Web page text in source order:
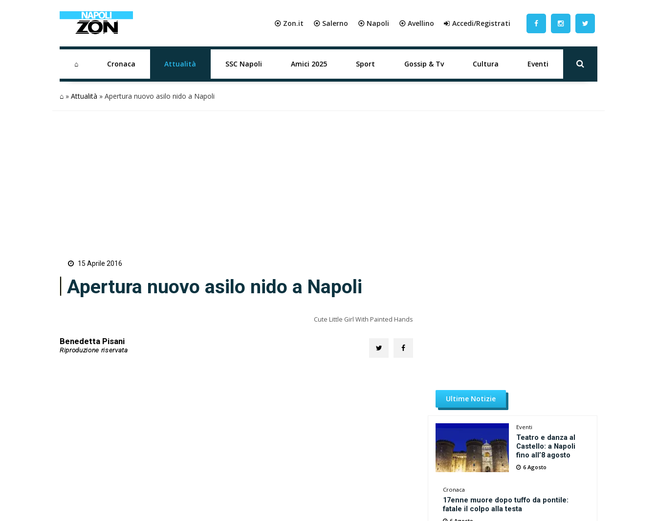
⦿ Zon.it ⦿ Salerno ⦿ Napoli ⦿ Avellino Accedi/Registrati
⌂ Cronaca Attualità SSC Napoli Amici 2025 Sport Gossip & Tv Cultura Eventi
⌂ » Attualità » Apertura nuovo asilo nido a Napoli
15 Aprile 2016
Apertura nuovo asilo nido a Napoli
Cute Little Girl With Painted Hands
Benedetta Pisani
Ultime Notizie
Eventi
Teatro e danza al
Castello: a Napoli
fino all’8 agosto
6 Agosto
Cronaca
17enne muore dopo tuffo da pontile:
fatale il colpo alla testa